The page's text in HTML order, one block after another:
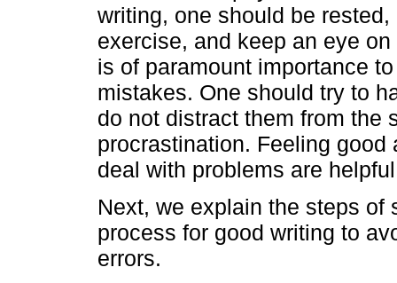
writing, one should be
exercise, and keep an eye
is of paramount importance
mistakes. One should try to
do not distract them from the
procrastination. Feeling
deal with problems are
Next, we explain the steps
process for good writing to
errors.